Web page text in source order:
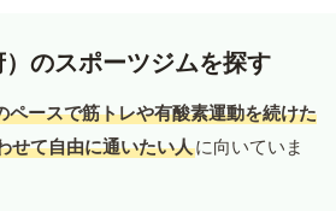
のスポーツジムを探す
ペースで筋トレや有酸素運動を続けた
せて自由に通いたい人に向いていま